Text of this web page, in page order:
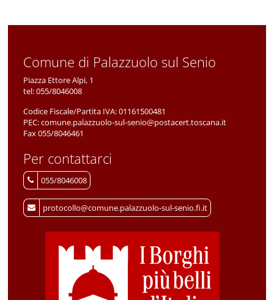
Comune di Palazzuolo sul Senio
Piazza Ettore Alpi, 1
tel:055/8046008
Codice Fiscale/Partita IVA:01161500481
PEC:comune.palazzuolo-sul-senio@postacert.toscana.it
Fax 055/8046461
Per contattarci
055/8046008
protocollo@comune.palazzuolo-sul-senio.fi.it